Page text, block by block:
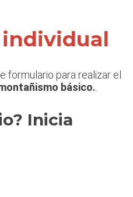
formulario para realizar el
básico..
Inicia